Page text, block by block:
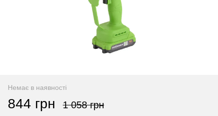
Немає в наявності
844 грн 1 058 грн